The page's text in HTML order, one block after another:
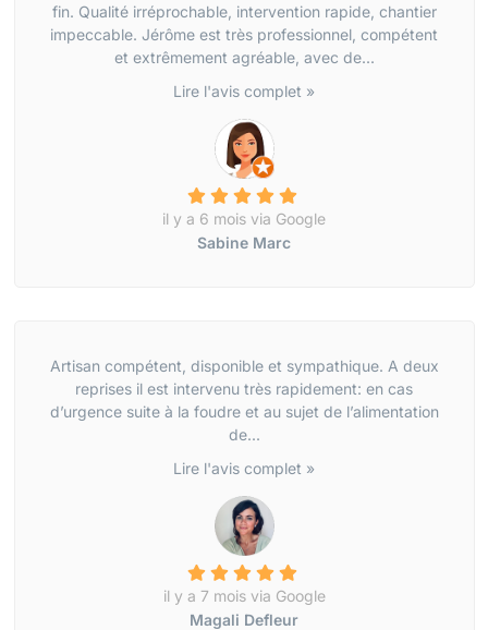
fin. Qualité irréprochable, intervention rapide, chantier
impeccable. Jérôme est très professionnel, compétent
et extrêmement agréable, avec de...
Lire l'avis complet »
il y a 6 mois via Google
Sabine Marc
Artisan compétent, disponible et sympathique. A deux
reprises il est intervenu très rapidement: en cas
d’urgence suite à la foudre et au sujet de l’alimentation
de...
Lire l'avis complet »
il y a 7 mois via Google
Magali Defleur